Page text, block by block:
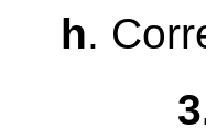
h.
3